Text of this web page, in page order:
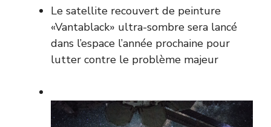
Le satellite recouvert de peinture
«Vantablack» ultra-sombre sera lancé
dans l’espace l’année prochaine pour
lutter contre le problème majeur